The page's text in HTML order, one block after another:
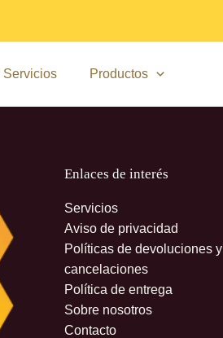
Servicios Productos
Enlaces de interés
Servicios
Aviso de privacidad
Políticas de devoluciones y
cancelaciones
Política de entrega
Sobre nosotros
Contacto